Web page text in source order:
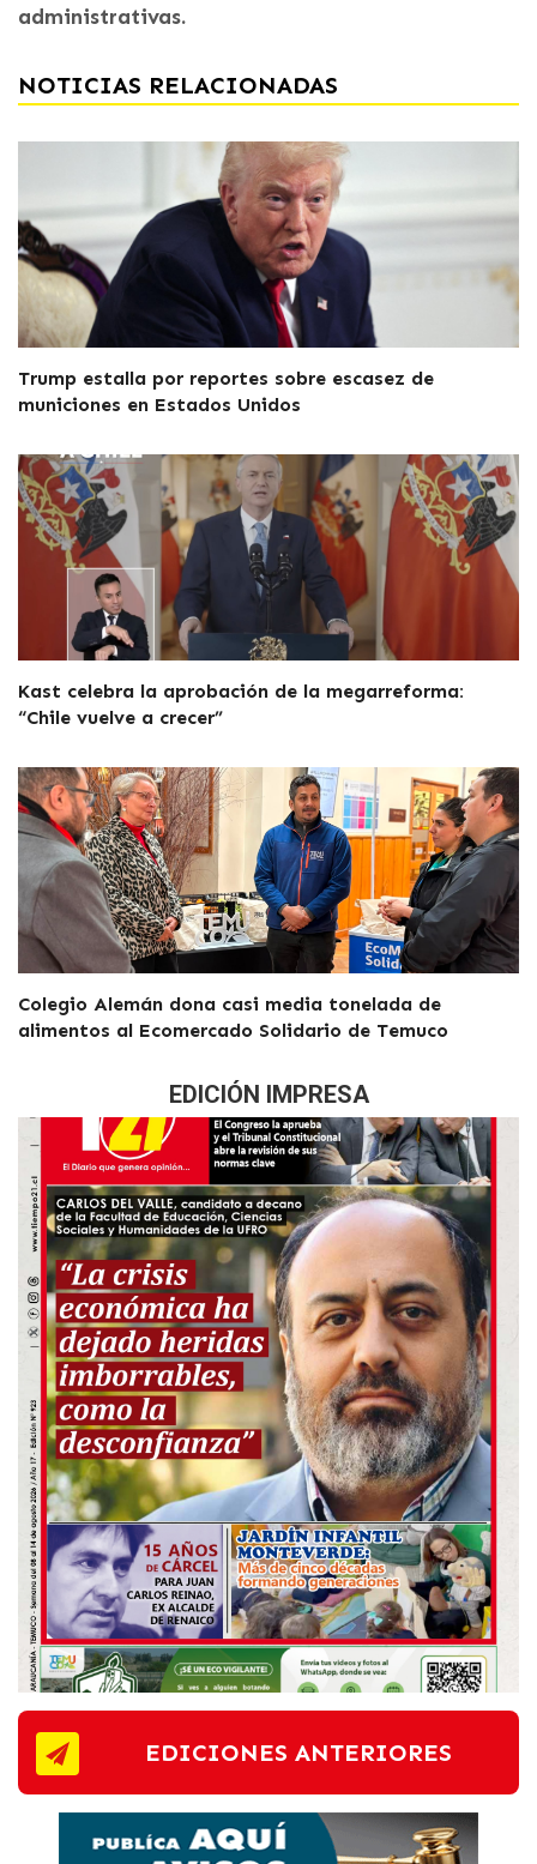
administrativas.
NOTICIAS RELACIONADAS
Trump estalla por reportes sobre escasez de
municiones en Estados Unidos
Kast celebra la aprobación de la megarreforma:
“Chile vuelve a crecer”
Colegio Alemán dona casi media tonelada de
alimentos al Ecomercado Solidario de Temuco
EDICIÓN IMPRESA
EDICIONES ANTERIORES